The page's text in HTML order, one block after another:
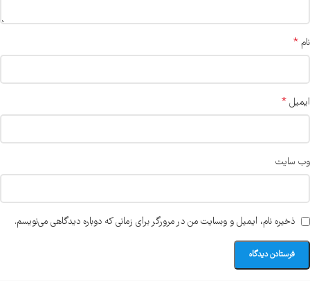
نام *
ایمیل *
وب‌ سایت
ذخیره نام، ایمیل و وبسایت من در مرورگر برای زمانی که دوباره دیدگاهی می‌نویسم.